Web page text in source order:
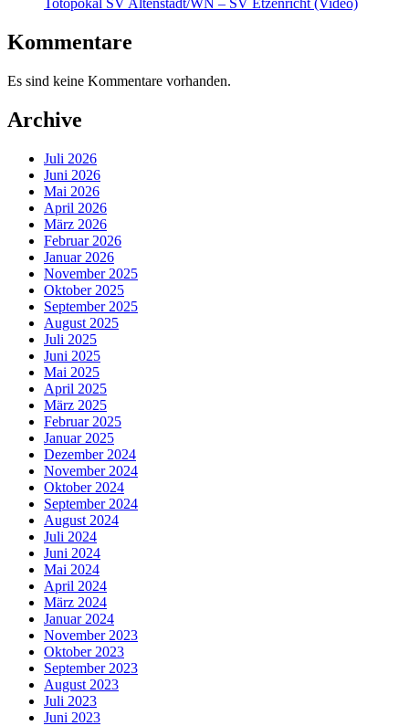
Totopokal SV Altenstadt/WN – SV Etzenricht (Video)
Kommentare
Es sind keine Kommentare vorhanden.
Archive
Juli 2026
Juni 2026
Mai 2026
April 2026
März 2026
Februar 2026
Januar 2026
November 2025
Oktober 2025
September 2025
August 2025
Juli 2025
Juni 2025
Mai 2025
April 2025
März 2025
Februar 2025
Januar 2025
Dezember 2024
November 2024
Oktober 2024
September 2024
August 2024
Juli 2024
Juni 2024
Mai 2024
April 2024
März 2024
Januar 2024
November 2023
Oktober 2023
September 2023
August 2023
Juli 2023
Juni 2023